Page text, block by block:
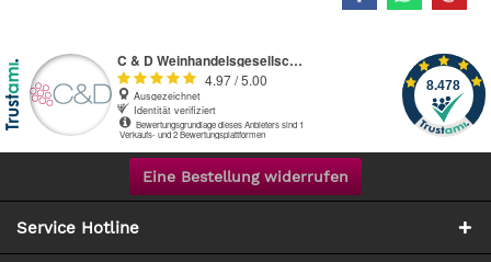
Eine Bestellung widerrufen
Service Hotline